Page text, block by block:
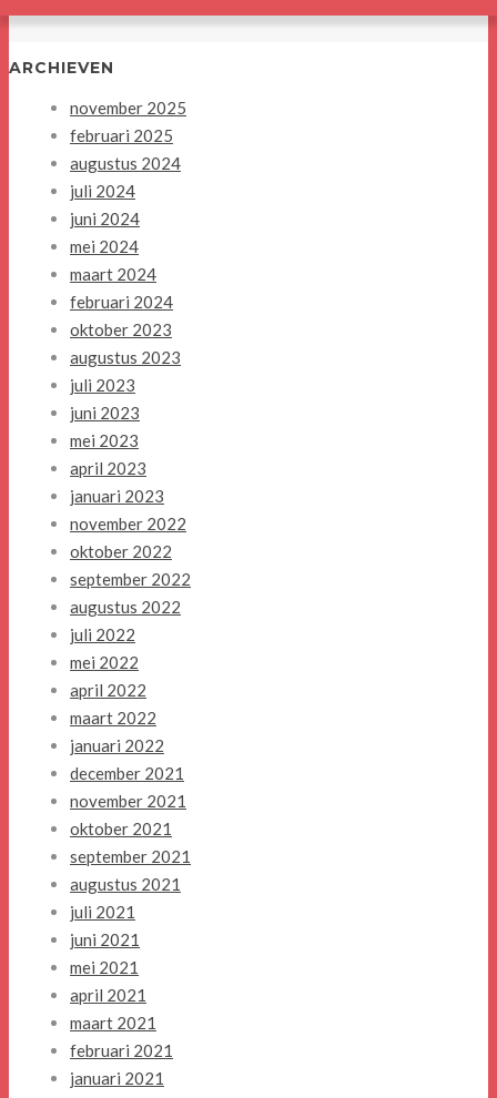
ARCHIEVEN
november 2025
februari 2025
augustus 2024
juli 2024
juni 2024
mei 2024
maart 2024
februari 2024
oktober 2023
augustus 2023
juli 2023
juni 2023
mei 2023
april 2023
januari 2023
november 2022
oktober 2022
september 2022
augustus 2022
juli 2022
mei 2022
april 2022
maart 2022
januari 2022
december 2021
november 2021
oktober 2021
september 2021
augustus 2021
juli 2021
juni 2021
mei 2021
april 2021
maart 2021
februari 2021
januari 2021